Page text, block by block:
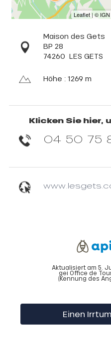
Maison des Gets
BP 28
74260 LES GETS
Höhe : 1269 m
Klicken Sie hier,
04 50 75
Aktualisiert am 5.
gei Office de
(Kennung des
Einen